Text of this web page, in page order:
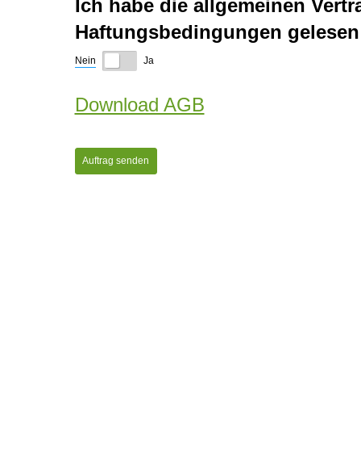
Ich habe die allgemeinen
Haftungsbedingungen
Nein Ja
Download AGB
Auftrag senden